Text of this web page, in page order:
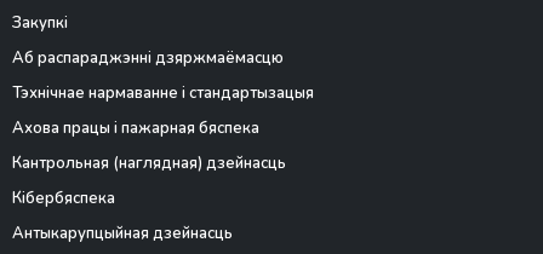
Закупкі
Аб распараджэнні дзяржмаёмасцю
Тэхнічнае нармаванне і стандартызацыя
Ахова працы і пажарная бяспека
Кантрольная (наглядная) дзейнасць
Кібербяспека
Антыкарупцыйная дзейнасць